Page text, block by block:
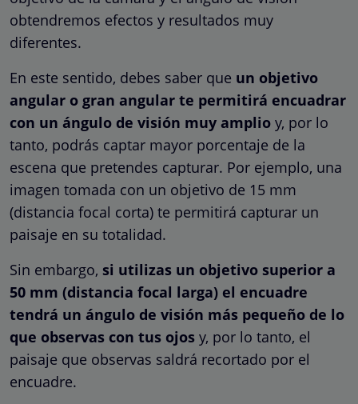
obtendremos efectos y resultados muy
diferentes.
En este sentido, debes saber que un objetivo
angular o gran angular te permitirá encuadrar
con un ángulo de visión muy amplio y, por lo
tanto, podrás captar mayor porcentaje de la
escena que pretendes capturar. Por ejemplo, una
imagen tomada con un objetivo de 15 mm
(distancia focal corta) te permitirá capturar un
paisaje en su totalidad.
Sin embargo, si utilizas un objetivo superior a
50 mm (distancia focal larga) el encuadre
tendrá un ángulo de visión más pequeño de lo
que observas con tus ojos y, por lo tanto, el
paisaje que observas saldrá recortado por el
encuadre.